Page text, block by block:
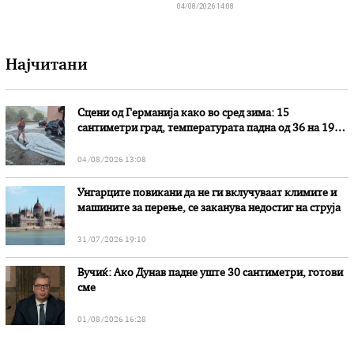
04/08/2026 14:08
Најчитани
Сцени од Германија како во сред зима: 15
сантиметри град, температурата падна од 36 на 19
04/08/2026 13:08
Унгарците повикани да не ги вклучуваат климите и
машините за перење, се заканува недостиг на струја
31/07/2026 19:10
Вучиќ: Ако Дунав падне уште 30 сантиметри, готови
сме
01/08/2026 16:28